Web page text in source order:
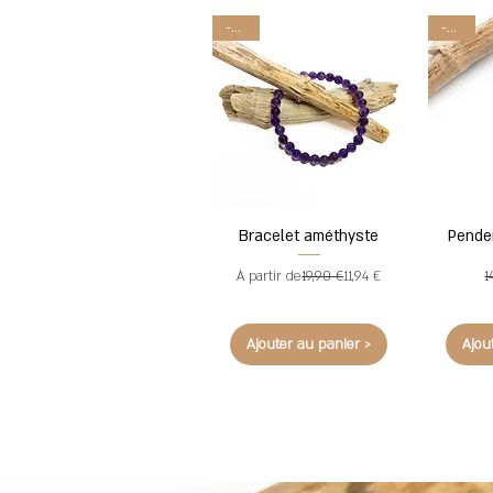
-40%
Bracelet améthyste
À partir de
Prix original19,90 €11,94 €
Prix promotionnel
Ajouter au panier >
-40%